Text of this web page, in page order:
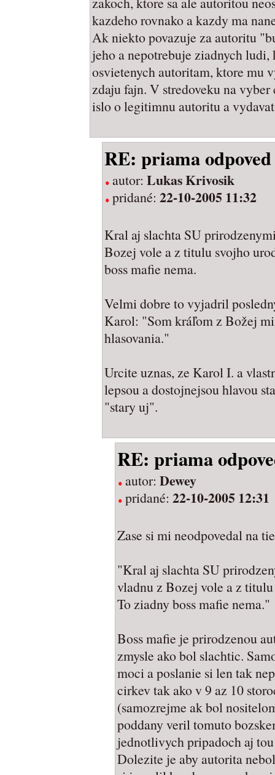
kazdeho rovnako a kazdy ma
Ak niekto povazuje za autoritu
jeho a nepotrebuje ziadnych
osvietenych autoritam, ktore mu
zdaju fajn. V stredoveku na
islo o legitimnu autoritu a
RE: priama odpoved
autor: Lukas Krivosik
pridané: 22-10-2005 11:32
Kral aj slachta SU
Bozej vole a z titulu svojho
boss mafie nema.
Velmi dobre to vyjadril
Karol: "Som kráľom z Božej
hlasovania."
Urcite uznas, ze Karol I. a
lepsou a dostojnejsou hlavou
"stary uj".
RE: priama
autor: Dewey
pridané: 22-10-2005 12:31
Zase si mi neodpovedal na
"Kral aj slachta SU
vladnu z Bozej vole a z
To ziadny boss mafie nema."
Boss mafie je prirodzenou
zmysle ako bol slachtic.
moci a poslanie si len tak
cirkev tak ako v 9 az 10
(samozrejme ak bol
poddany veril tomuto
jednotlivych pripadoch aj
Dolezite je aby autorita